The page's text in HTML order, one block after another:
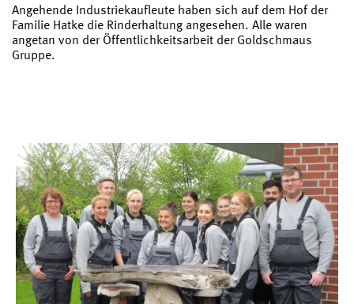
Angehende Industriekaufleute haben sich auf dem Hof der
Familie Hatke die Rinderhaltung angesehen. Alle waren
angetan von der Öffentlichkeitsarbeit der Goldschmaus
Gruppe.